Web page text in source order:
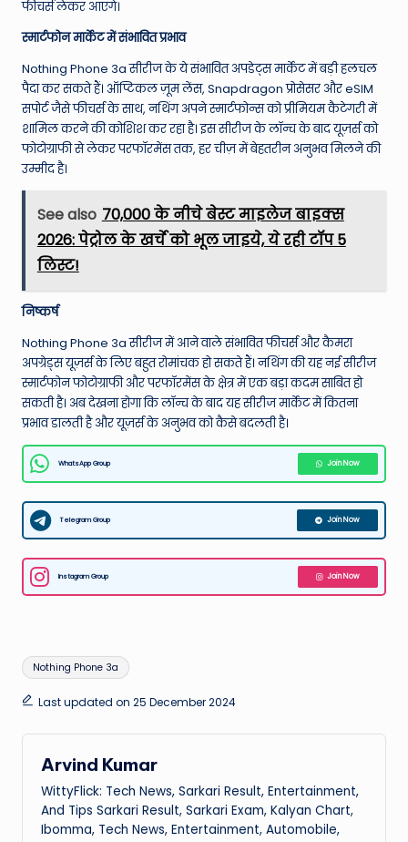
फीचर्स लेकर आएंगे।
स्मार्टफोन मार्केट में संभावित प्रभाव
Nothing Phone 3a सीरीज के ये संभावित अपडेट्स मार्केट में बड़ी हलचल
पैदा कर सकते हैं। ऑप्टिकल ज़ूम लेंस, Snapdragon प्रोसेसर और eSIM
सपोर्ट जैसे फीचर्स के साथ, नथिंग अपने स्मार्टफोन्स को प्रीमियम कैटेगरी में
शामिल करने की कोशिश कर रहा है। इस सीरीज के लॉन्च के बाद यूज़र्स को
फोटोग्राफी से लेकर परफॉरमेंस तक, हर चीज़ में बेहतरीन अनुभव मिलने की
उम्मीद है।
See also 70,000 के नीचे बेस्ट माइलेज बाइक्स
2026: पेट्रोल के खर्चे को भूल जाइये, ये रही टॉप 5
लिस्ट!
निष्कर्ष
Nothing Phone 3a सीरीज में आने वाले संभावित फीचर्स और कैमरा
अपग्रेड्स यूज़र्स के लिए बहुत रोमांचक हो सकते हैं। नथिंग की यह नई सीरीज
स्मार्टफोन फोटोग्राफी और परफॉरमेंस के क्षेत्र में एक बड़ा कदम साबित हो
सकती है। अब देखना होगा कि लॉन्च के बाद यह सीरीज मार्केट में कितना
प्रभाव डालती है और यूज़र्स के अनुभव को कैसे बदलती है।
WhatsApp Group Join Now
Telegram Group Join Now
Instagram Group Join Now
Tags:
Nothing Phone 3a
Last updated on 25 December 2024
Arvind Kumar
WittyFlick: Tech News, Sarkari Result, Entertainment,
And Tips Sarkari Result, Sarkari Exam, Kalyan Chart,
Ibomma, Tech News, Entertainment, Automobile,